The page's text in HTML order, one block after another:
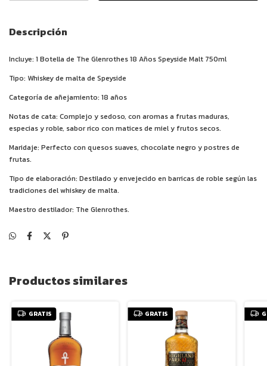
Descripción
Incluye: 1 Botella de The Glenrothes 18 Años Speyside Malt 750ml
Tipo: Whiskey de malta de Speyside
Categoría de añejamiento: 18 años
Notas de cata: Complejo y sedoso, con aromas a frutas maduras,
especias y roble, sabor rico con matices de miel y frutos secos.
Maridaje: Perfecto con quesos suaves, chocolate negro y postres de
frutas.
Tipo de elaboración: Destilado y envejecido en barricas de roble según las
tradiciones del whiskey de malta.
Maestro destilador: The Glenrothes.
Productos similares
GRATIS GRATIS